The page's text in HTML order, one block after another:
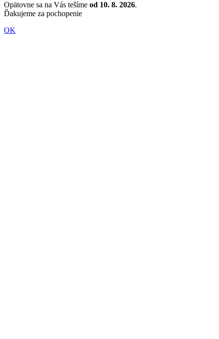
Opätovne sa na Vás tešíme od 10. 8. 2026.
Ďakujeme za pochopenie
OK